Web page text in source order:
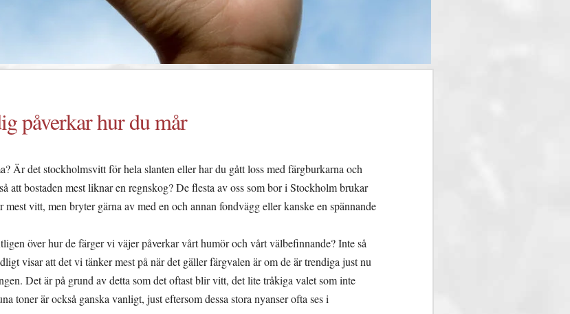
påverkar hur du mår
Är det stockholmsvitt för hela slanten eller har du gått loss med färgburkarna och
att bostaden mest liknar en regnskog? De flesta av oss som bor i Stockholm brukar
vitt, men bryter gärna av med en och annan fondvägg eller kanske en spännande
över hur de färger vi väjer påverkar vårt humör och vårt välbefinnande? Inte så
visar att det vi tänker mest på när det gäller färgvalen är om de är trendiga just nu
Det är på grund av detta som det oftast blir vitt, det lite tråkiga valet som inte
toner är också ganska vanligt, just eftersom dessa stora nyanser ofta ses i